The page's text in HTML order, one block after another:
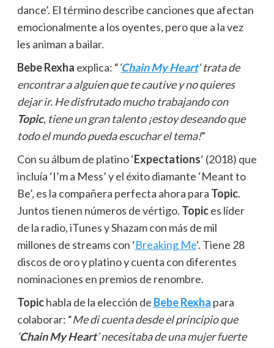
dance’. El término describe canciones que afectan
emocionalmente a los oyentes, pero que a la vez
les animan a bailar.
Bebe Rexha explica: “‘Chain My Heart‘ trata de
encontrar a alguien que te cautive y no quieres
dejar ir. He disfrutado mucho trabajando con
Topic, tiene un gran talento ¡estoy deseando que
todo el mundo pueda escuchar el tema!”
Con su álbum de platino ‘Expectations‘ (2018) que
incluía ‘I’m a Mess’ y el éxito diamante ‘Meant to
Be’, es la compañera perfecta ahora para Topic.
Juntos tienen números de vértigo. Topices líder
de la radio, iTunes y Shazam con más de mil
millones de streams con ‘Breaking Me‘. Tiene 28
discos de oro y platino y cuenta con diferentes
nominaciones en premios de renombre.
Topichabla de la elección de Bebe Rexha para
colaborar: “Me di cuenta desde el principio que
‘Chain My Heart’ necesitaba de una mujer fuerte